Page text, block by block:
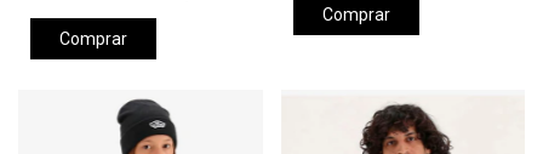
Comprar
Comprar